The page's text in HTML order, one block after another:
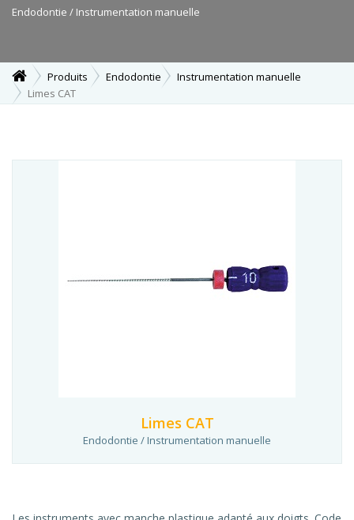
Endodontie / Instrumentation manuelle
Produits Endodontie
Instrumentation manuelle
Limes CAT
Limes CAT
Endodontie / Instrumentation manuelle